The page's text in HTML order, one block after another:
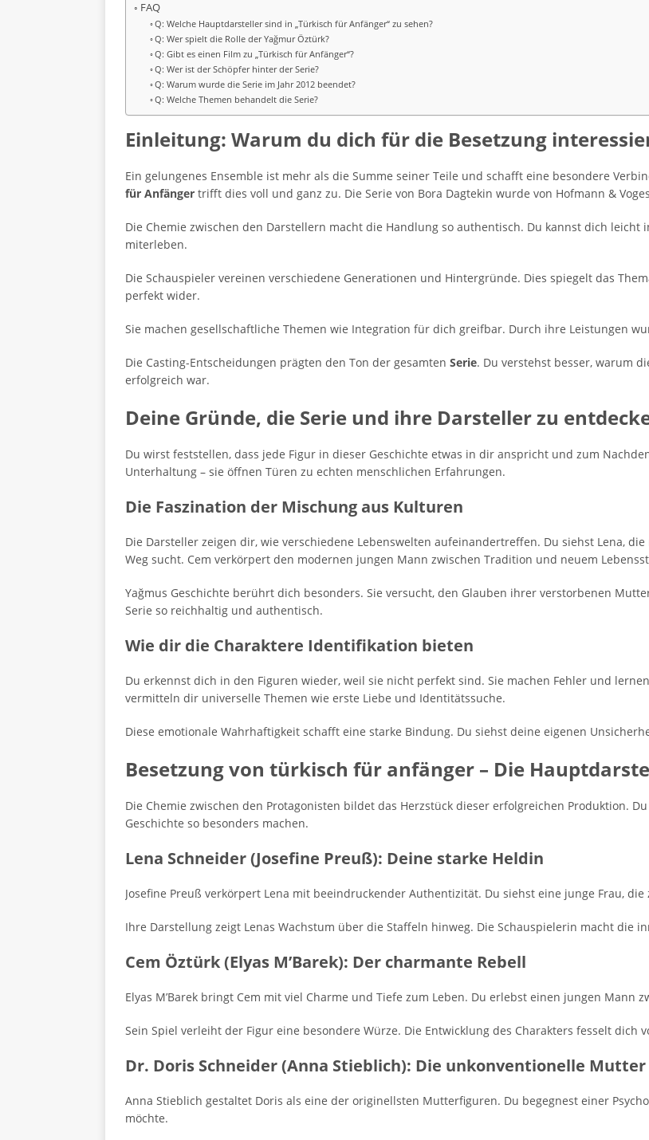
FAQ
Q: Welche Hauptdarsteller sind in „Türkisch für Anfänger“ zu sehen?
Q: Wer spielt die Rolle der Yağmur Öztürk?
Q: Gibt es einen Film zu „Türkisch für Anfänger“?
Q: Wer ist der Schöpfer hinter der Serie?
Q: Warum wurde die Serie im Jahr 2012 beendet?
Q: Welche Themen behandelt die Serie?
Einleitung: Warum du dich für die Besetzung
Ein gelungenes Ensemble ist mehr als die Summe seiner Teile und schafft eine besondere
für Anfänger trifft dies voll und ganz zu. Die Serie von Bora Dagtekin wurde von Hofmann &
Die Chemie zwischen den Darstellern macht die Handlung so authentisch. Du kannst dich leicht
miterleben.
Die Schauspieler vereinen verschiedene Generationen und Hintergründe. Dies spiegelt das
perfekt wider.
Sie machen gesellschaftliche Themen wie Integration für dich greifbar. Durch ihre Leistungen
Die Casting-Entscheidungen prägten den Ton der gesamten Serie. Du verstehst besser, warum
erfolgreich war.
Deine Gründe, die Serie und ihre Darsteller zu
Du wirst feststellen, dass jede Figur in dieser Geschichte etwas in dir anspricht und zum
Unterhaltung – sie öffnen Türen zu echten menschlichen Erfahrungen.
Die Faszination der Mischung aus Kulturen
Die Darsteller zeigen dir, wie verschiedene Lebenswelten aufeinandertreffen. Du siehst Lena,
Weg sucht. Cem verkörpert den modernen jungen Mann zwischen Tradition und neuem
Yağmus Geschichte berührt dich besonders. Sie versucht, den Glauben ihrer verstorbenen
Serie so reichhaltig und authentisch.
Wie dir die Charaktere Identifikation bieten
Du erkennst dich in den Figuren wieder, weil sie nicht perfekt sind. Sie machen Fehler und
vermitteln dir universelle Themen wie erste Liebe und Identitätssuche.
Diese emotionale Wahrhaftigkeit schafft eine starke Bindung. Du siehst deine eigenen
Besetzung von türkisch für anfänger – Die
Die Chemie zwischen den Protagonisten bildet das Herzstück dieser erfolgreichen Produktion.
Geschichte so besonders machen.
Lena Schneider (Josefine Preuß): Deine starke Heldin
Josefine Preuß verkörpert Lena mit beeindruckender Authentizität. Du siehst eine junge Frau,
Ihre Darstellung zeigt Lenas Wachstum über die Staffeln hinweg. Die Schauspielerin macht die
Cem Öztürk (Elyas M’Barek): Der charmante Rebell
Elyas M’Barek bringt Cem mit viel Charme und Tiefe zum Leben. Du erlebst einen jungen Mann
Sein Spiel verleiht der Figur eine besondere Würze. Die Entwicklung des Charakters fesselt dich
Dr. Doris Schneider (Anna Stieblich): Die unkonventionelle Mutter
Anna Stieblich gestaltet Doris als eine der originellsten Mutterfiguren. Du begegnest einer
möchte.